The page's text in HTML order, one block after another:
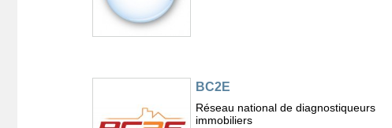
BC2E
Réseau national de diagnostiqueurs
immobiliers